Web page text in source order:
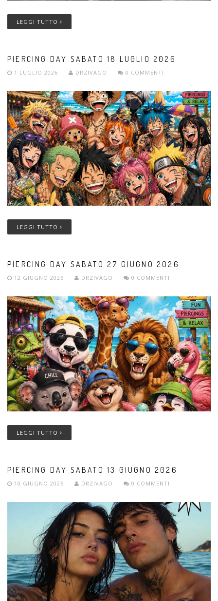
LEGGI TUTTO
PIERCING DAY SABATO 18 LUGLIO 2026
1 LUGLIO 2026 DRZIVAGO 0 COMMENTI
LEGGI TUTTO
PIERCING DAY SABATO 27 GIUGNO 2026
12 GIUGNO 2026 DRZIVAGO 0 COMMENTI
LEGGI TUTTO
PIERCING DAY SABATO 13 GIUGNO 2026
10 GIUGNO 2026 DRZIVAGO 0 COMMENTI